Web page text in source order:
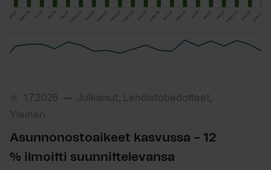
1.7.2026
Julkaisut, Lehdistötiedotteet,
Yleinen
Asunnonostoaikeet kasvussa – 12
% ilmoitti suunnittelevansa